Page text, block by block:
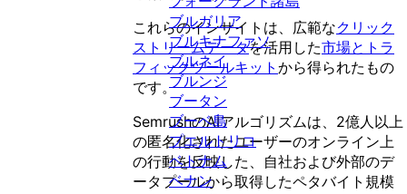
ブルガリア
ブルキナファソ
ブルネイ
ブルンジ
ブータン
ブーベ島
プエルトリコ
ベトナム
ベナン
これらのインサイトは、広範なクリック
ストリームデータを活用した市場とトラ
フィックツールキット から得られたもの
です。
SemrushのAIアルゴリズムは、2億人以上
の匿名化されたユーザーのオンライン上
の行動を反映した、自社および外部のデ
ータプールから取得したペタバイト規模